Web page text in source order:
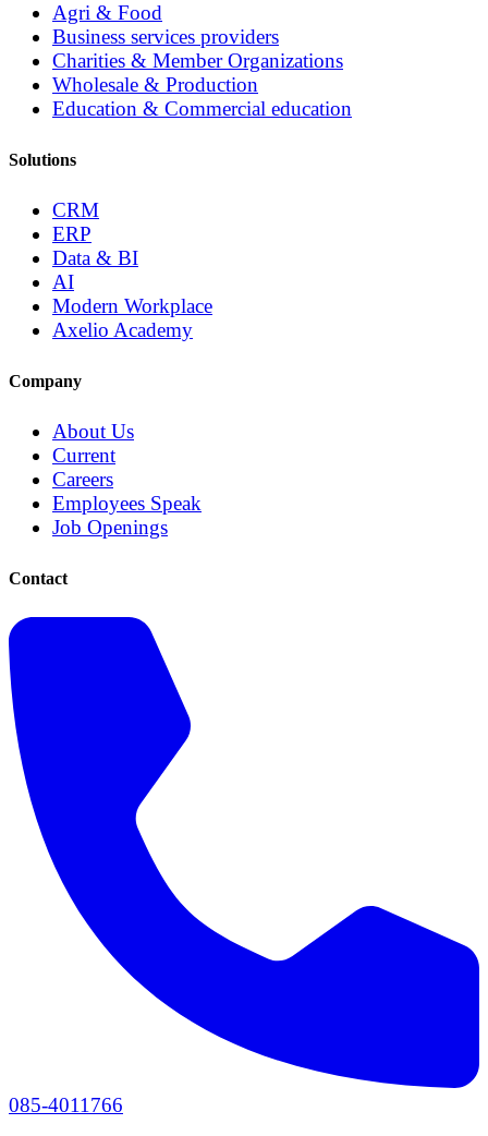
Agri & Food
Business services providers
Charities & Member Organizations
Wholesale & Production
Education & Commercial education
Solutions
CRM
ERP
Data & BI
AI
Modern Workplace
Axelio Academy
Company
About Us
Current
Careers
Employees Speak
Job Openings
Contact
085-4011766